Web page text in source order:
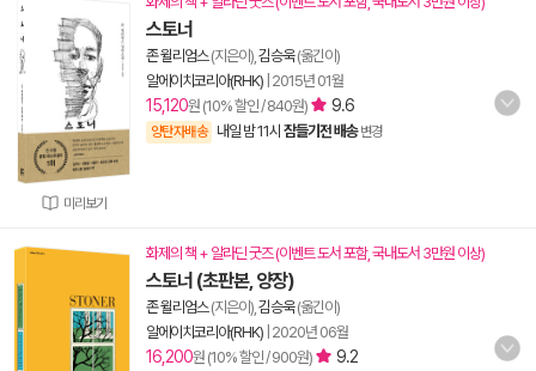
미리보기
스토너
존 윌리엄스(지은이), 김승욱(옮긴이)
알에이치코리아(RHK) 2015년 01월
15,120원 (10% 할인 / 840원) 9.6
양탄자배송 내일 밤 11시 잠들기전 배송 변경
화제의 책 + 알라딘 굿즈 (이벤트 도서 포함, 국내도서 3만원 이상)
스토너 (초판본, 양장)
존 윌리엄스(지은이), 김승욱(옮긴이)
알에이치코리아(RHK) 2020년 06월
16,200원 (10% 할인 / 900원) 9.2